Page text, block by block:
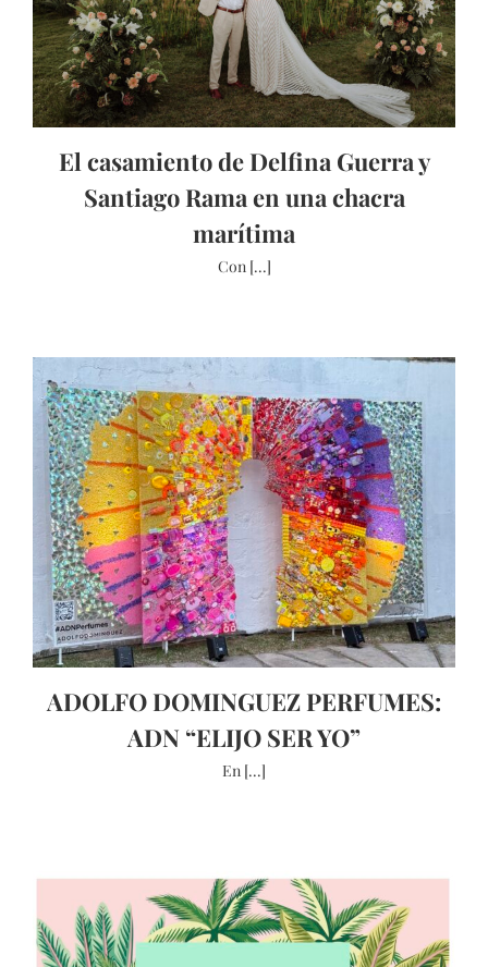
El casamiento de Delfina Guerra y
Santiago Rama en una chacra
marítima
Con [...]
ADOLFO DOMINGUEZ PERFUMES:
ADN “ELIJO SER YO”
En [...]